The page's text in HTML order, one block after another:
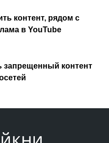
контент, рядом с
в YouTube
запрещенный контент